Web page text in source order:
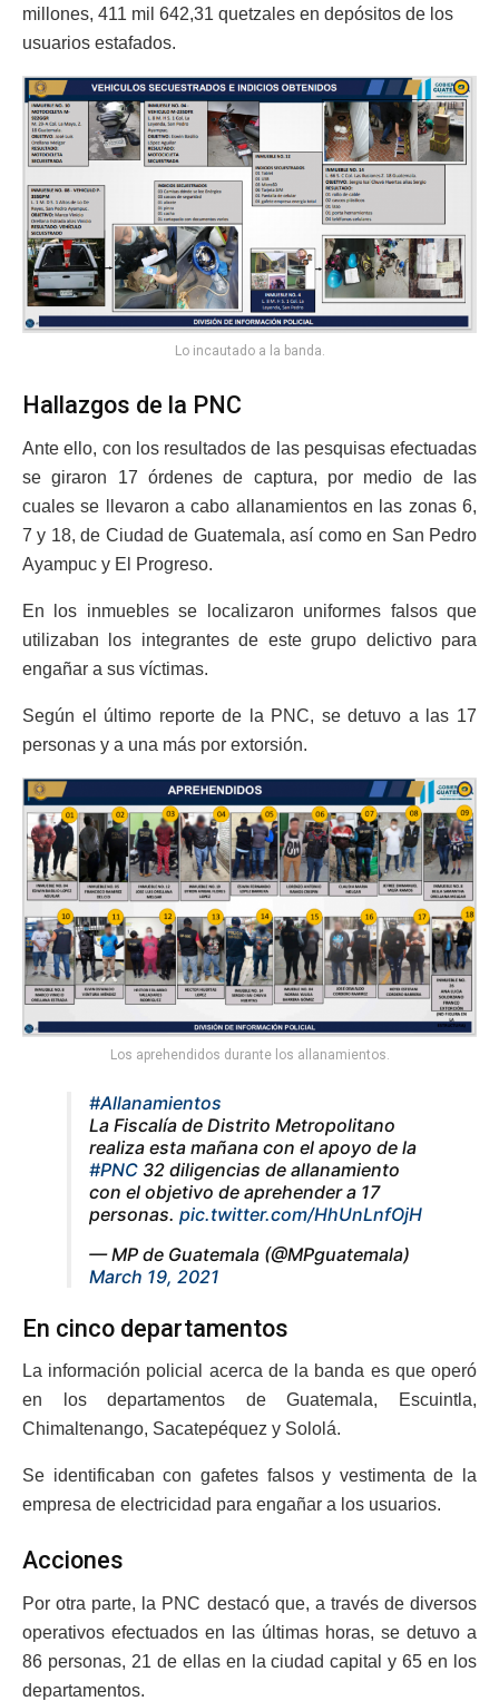
millones, 411 mil 642,31 quetzales en depósitos de los
usuarios estafados.
Lo incautado a la banda.
Hallazgos de la PNC
Ante ello, con los resultados de las pesquisas efectuadas
se giraron 17 órdenes de captura, por medio de las
cuales se llevaron a cabo allanamientos en las zonas 6,
7 y 18, de Ciudad de Guatemala, así como en San Pedro
Ayampuc y El Progreso.
En los inmuebles se localizaron uniformes falsos que
utilizaban los integrantes de este grupo delictivo para
engañar a sus víctimas.
Según el último reporte de la PNC, se detuvo a las 17
personas y a una más por extorsión.
Los aprehendidos durante los allanamientos.
#Allanamientos
La Fiscalía de Distrito Metropolitano
realiza esta mañana con el apoyo de la
#PNC 32 diligencias de allanamiento
con el objetivo de aprehender a 17
personas. pic.twitter.com/HhUnLnfOjH
— MP de Guatemala (@MPguatemala)
March 19, 2021
En cinco departamentos
La información policial acerca de la banda es que operó
en los departamentos de Guatemala, Escuintla,
Chimaltenango, Sacatepéquez y Sololá.
Se identificaban con gafetes falsos y vestimenta de la
empresa de electricidad para engañar a los usuarios.
Acciones
Por otra parte, la PNC destacó que, a través de diversos
operativos efectuados en las últimas horas, se detuvo a
86 personas, 21 de ellas en la ciudad capital y 65 en los
departamentos.